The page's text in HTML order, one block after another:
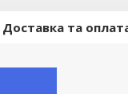
Доставка та